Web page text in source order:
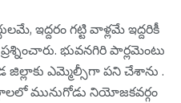
ఇద్దరం గట్టి వాళ్లమే ఇద్దరికీ
భువనగిరి పార్లమెంటు
జిల్లాకు ఎమ్మెల్సీగా పని చేశాను .
మునుగోడు నియోజకవర్గం